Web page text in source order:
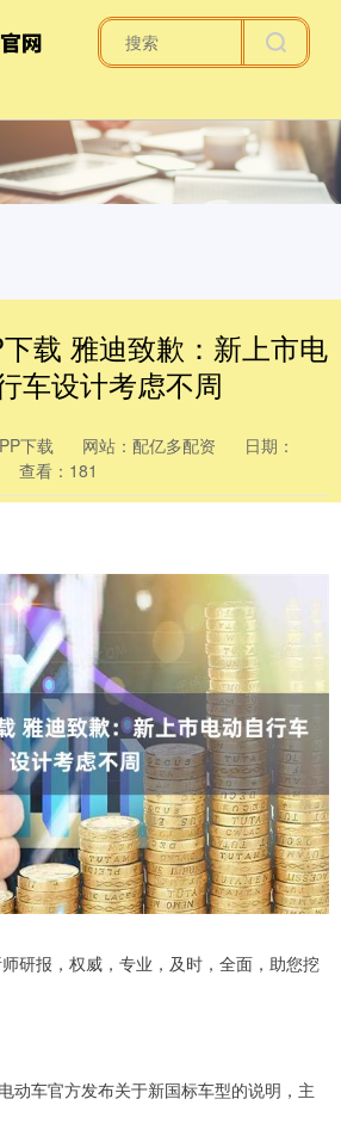
载 雅迪致歉：新上市电
车设计考虑不周
下载 网站：配亿多配资
日期：
查看：181
报，权威，专业，及时，全面，助您挖
车官方发布关于新国标车型的说明，主